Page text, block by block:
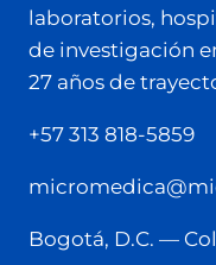
laboratorios,
de investigación
27 años de
+57 313 818-5859
Bogotá, D.C. —